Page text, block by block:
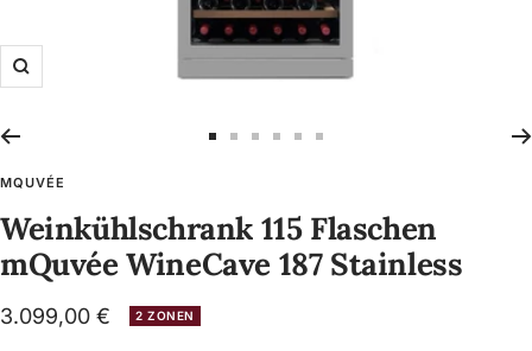
Zoom
gehengehen
gehen
gehen
gehengehen
MQUVÉE
Weinkühlschrank 115 Flaschen
mQuvée WineCave 187 Stainless
Angebotspreis
3.099,00 € 2 ZONEN